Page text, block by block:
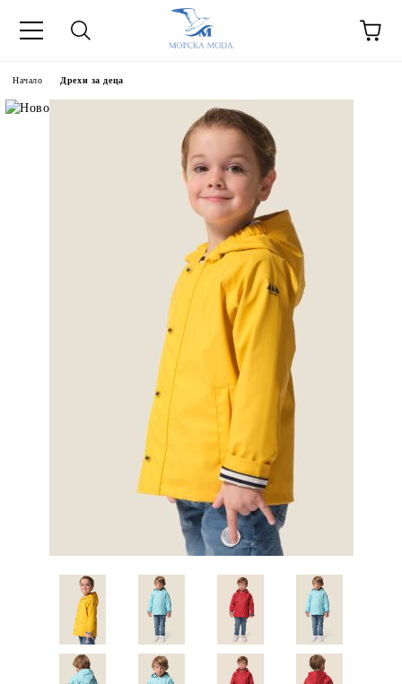
Начало Дрехи за деца